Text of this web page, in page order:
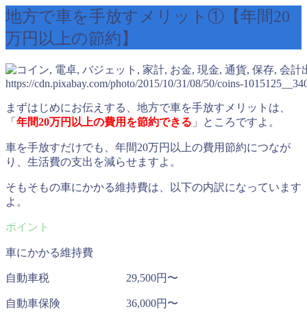
地方で車を手放すメリット①【年間20
万円以上の節約】
https://cdn.pixabay.com/photo/2015/10/31/08/50/coins-
まずはじめにお伝えする、地方で車を手放すメリットは、
「 年間20万円以上の費用を節約できる 」ところですよ。
車を手放すだけでも、年間20万円以上の費用節約につなが
り、生活費の支出を減らせますよ。
そもそもの車にかかる維持費は、以下の内訳になっています
よ。
車にかかる維持費
自動車税 29,500円〜
自動車保険 36,000円〜